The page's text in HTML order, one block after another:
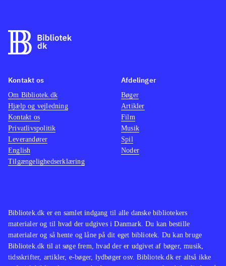
Bibliotek.dk er en samlet indgang til alle danske bibliotekers
materialer og til hvad der udgives i Danmark. Du kan bestille
materialer og så hente og låne på dit eget bibliotek. Du kan bruge
Bibliotek.dk til at søge frem, hvad der er udgivet af bøger, musik,
tidsskrifter, artikler, e-bøger, lydbøger osv. Bibliotek.dk er altså ikke
Kontakt os
Om Bibliotek.dk
Hjælp og vejledning
Kontakt os
Privatlivspolitik
Leverandører
English
Tilgængelighedserklæring
Afdelinger
Bøger
Artikler
Film
Musik
Spil
Noder